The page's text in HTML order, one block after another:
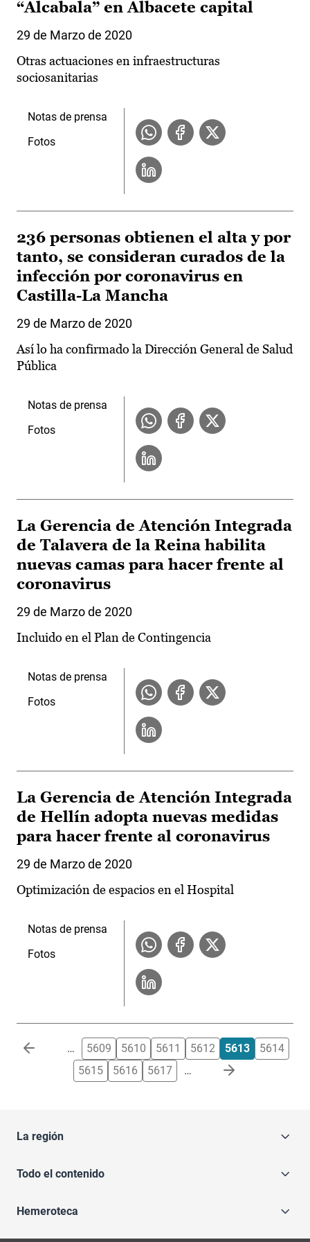
“Alcabala” en Albacete capital
29 de Marzo de 2020
Otras actuaciones en infraestructuras
sociosanitarias
Notas de prensa
Fotos
236 personas obtienen el alta y por
tanto, se consideran curados de la
infección por coronavirus en
Castilla-La Mancha
29 de Marzo de 2020
Así lo ha confirmado la Dirección General de Salud
Pública
Notas de prensa
Fotos
La Gerencia de Atención Integrada
de Talavera de la Reina habilita
nuevas camas para hacer frente al
coronavirus
29 de Marzo de 2020
Incluido en el Plan de Contingencia
Notas de prensa
Fotos
La Gerencia de Atención Integrada
de Hellín adopta nuevas medidas
para hacer frente al coronavirus
29 de Marzo de 2020
Optimización de espacios en el Hospital
Notas de prensa
Fotos
Paginación … 5609 5610 5611 5612 5613
5614
5615
5616 5617 …
La región
Todo el contenido
Hemeroteca